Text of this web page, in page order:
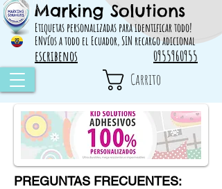
Marking Solutions
Etiquetas personalizadas para identificar todo!
ENvíos a todo el Ecuador, SIN recargo adicional
314828 498717
escribenos 0955960955
Carrito
PREGUNTAS FRECUENTES: